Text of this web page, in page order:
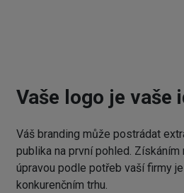
Vaše logo je vaše
Váš branding může postrádat
publika na první pohled.
úpravou podle potřeb vaší firmy
konkurenčním trhu.